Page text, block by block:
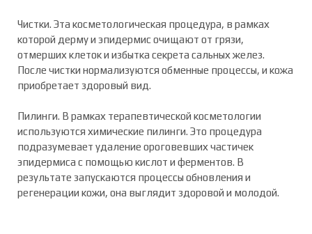
Чистки. Эта косметологическая процедура, в рамках
которой дерму и эпидермис очищают от грязи,
отмерших клеток и избытка секрета сальных желез.
После чистки нормализуются обменные процессы, и кожа
приобретает здоровый вид.
Пилинги. В рамках терапевтической косметологии
используются химические пилинги. Это процедура
подразумевает удаление ороговевших частичек
эпидермиса с помощью кислот и ферментов. В
результате запускаются процессы обновления и
регенерации кожи, она выглядит здоровой и молодой.